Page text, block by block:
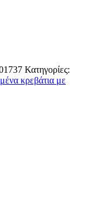
Κατηγορίες:
κρεβάτια με